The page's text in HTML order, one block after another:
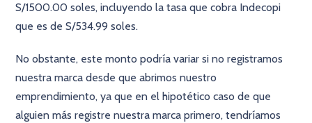
S/1500.00 soles, incluyendo la tasa que cobra Indecopi
que es de S/534.99 soles.
No obstante, este monto podría variar si no registramos
nuestra marca desde que abrimos nuestro
emprendimiento, ya que en el hipotético caso de que
alguien más registre nuestra marca primero, tendríamos